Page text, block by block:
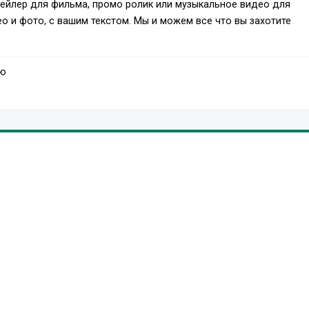
для фильма, промо ролик или музыкальное видео для
и фото, с вашим текстом. Мы и можем все что вы захотите